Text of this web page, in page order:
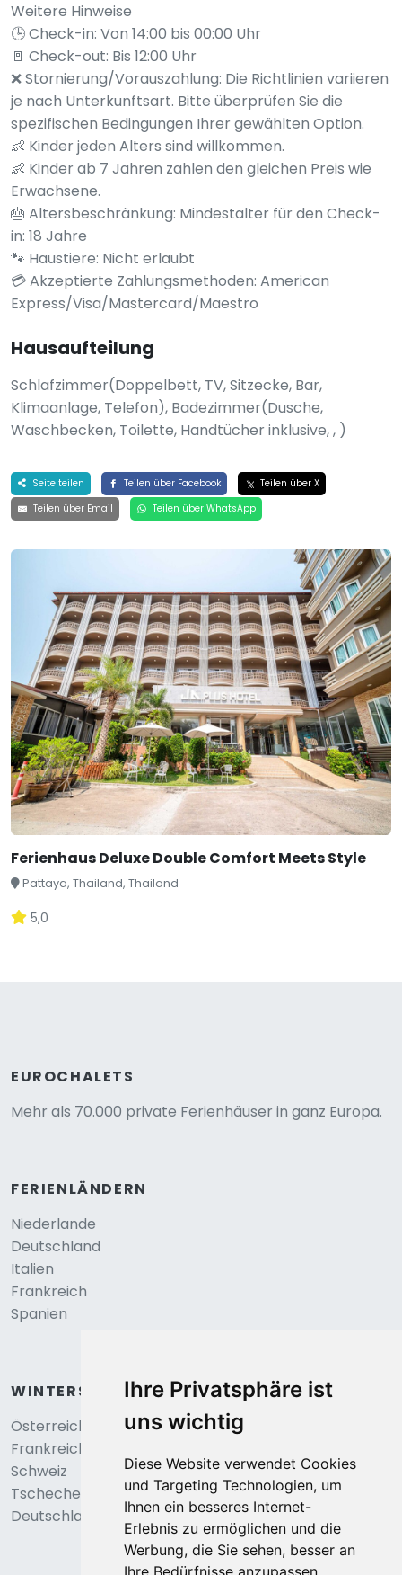
Ihre Privatsphäre ist
uns wichtig
Diese Website verwendet Cookies
und Targeting Technologien, um
Ihnen ein besseres Internet-
Erlebnis zu ermöglichen und die
Werbung, die Sie sehen, besser an
Ihre Bedürfnisse anzupassen.
Weitere Hinweise
🕒 Check-in: Von 14:00 bis 00:00 Uhr
🚪 Check-out: Bis 12:00 Uhr
❌ Stornierung/Vorauszahlung: Die Richtlinien variieren
je nach Unterkunftsart. Bitte überprüfen Sie die
spezifischen Bedingungen Ihrer gewählten Option.
👶 Kinder jeden Alters sind willkommen.
👶 Kinder ab 7 Jahren zahlen den gleichen Preis wie
Erwachsene.
🎂 Altersbeschränkung: Mindestalter für den Check-
in: 18 Jahre
🐾 Haustiere: Nicht erlaubt
💳 Akzeptierte Zahlungsmethoden: American
Express/Visa/Mastercard/Maestro
Hausaufteilung
Schlafzimmer(Doppelbett, TV, Sitzecke, Bar,
Klimaanlage, Telefon), Badezimmer(Dusche,
Waschbecken, Toilette, Handtücher inklusive, , )
Seite teilen Teilen über Facebook
Teilen über X
Teilen über Email
Teilen über WhatsApp
Ferienhaus Deluxe Double Comfort Meets Style
Pattaya, Thailand, Thailand
5,0
EUROCHALETS
Mehr als 70.000 private Ferienhäuser in ganz Europa.
FERIENLÄNDERN
Niederlande
Deutschland
Italien
Frankreich
Spanien
WINTERSPORT
Österreich
Frankreich
Schweiz
Tschechei
Deutschland